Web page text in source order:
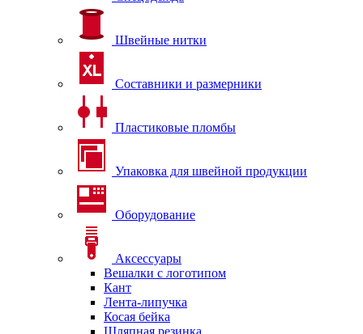
Швейные нитки
Составники и размерники
Пластиковые пломбы
Упаковка для швейной продукции
Оборудование
Аксессуары
Вешалки с логотипом
Кант
Лента-липучка
Косая бейка
Шляпная резинка